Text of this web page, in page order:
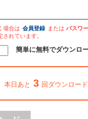
場合は 会員登録 または パスワ
れています。
簡単に無料でダウンロ
本日あと 3 回ダウンロー